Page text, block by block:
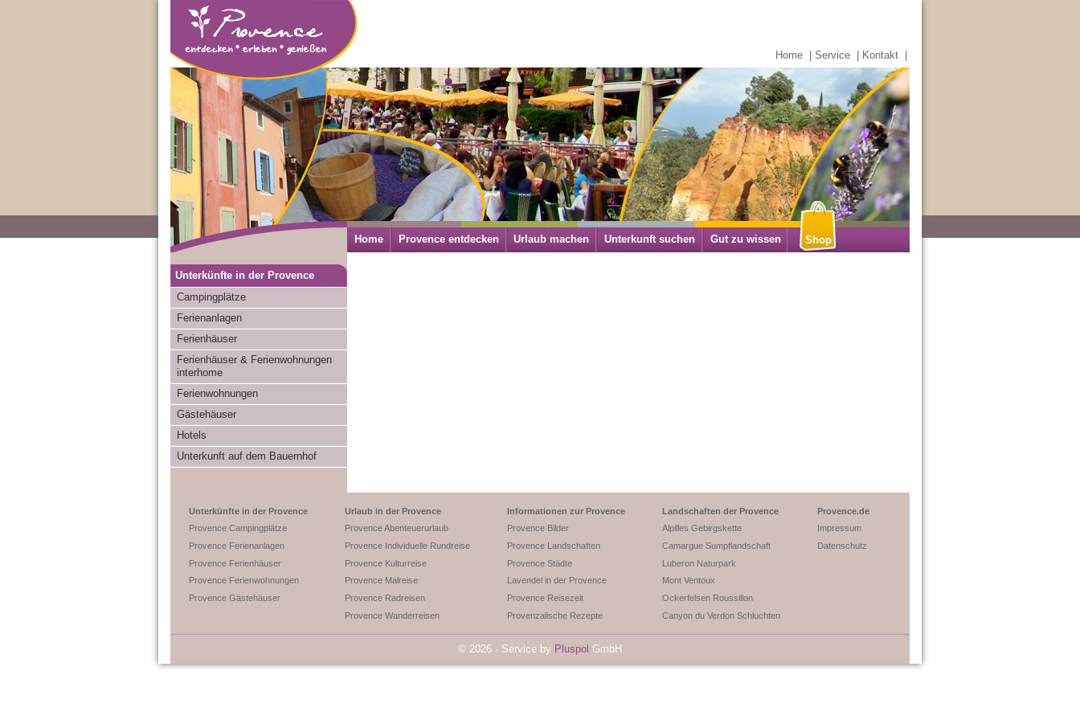
Home| Service| Kontakt|
Home Provence entdecken Urlaub machen Unterkunft suchen Gut zu wissen Shop
Unterkünfte in der Provence
Campingplätze
Ferienanlagen
Ferienhäuser
Ferienhäuser & Ferienwohnungen
interhome
Ferienwohnungen
Gästehäuser
Hotels
Unterkunft auf dem Bauernhof
Unterkünfte in der Provence
Provence Campingplätze
Provence Ferienanlagen
Provence Ferienhäuser
Provence Ferienwohnungen
Provence Gästehäuser
Urlaub in der Provence
Provence Abenteuerurlaub
Provence Individuelle Rundreise
Provence Kulturreise
Provence Malreise
Provence Radreisen
Provence Wanderreisen
Informationen zur Provence
Provence Bilder
Provence Landschaften
Provence Städte
Lavendel in der Provence
Provence Reisezeit
Provenzalische Rezepte
Landschaften der Provence
Alpilles Gebirgskette
Camargue Sumpflandschaft
Luberon Naturpark
Mont Ventoux
Ockerfelsen Roussillon
Canyon du Verdon Schluchten
Provence.de
Impressum
Datenschutz
© 2026 · Service by Pluspol GmbH